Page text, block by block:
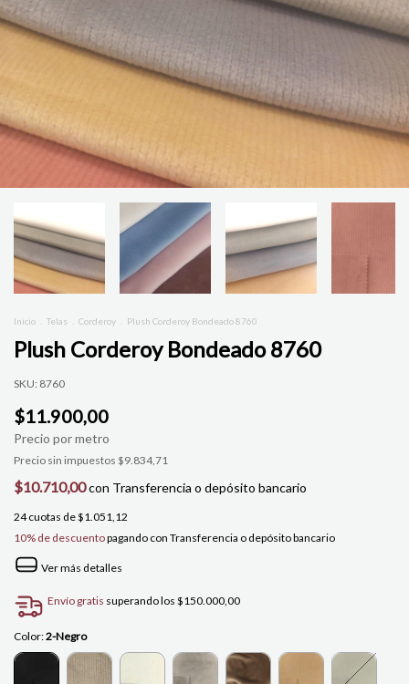
Inicio Telas Corderoy Plush Corderoy Bondeado 8760
Plush Corderoy Bondeado 8760
SKU: 8760
$11.900,00
Precio sin impuestos $9.834,71
$10.710,00con Transferencia o depósito bancario
24 cuotas de$1.051,12
10% de descuentopagando con Transferencia o depósito bancario
Ver más detalles
Envío gratis superando los $150.000,00
Color:2-Negro